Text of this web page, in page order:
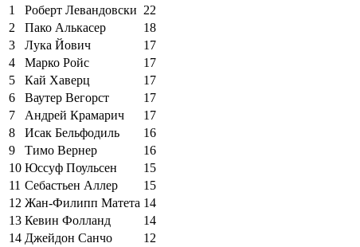
1
Роберт Левандовски 22
2
Пако Алькасер
18
3
Лука Йович
17
4
Марко Ройс
17
5
Кай Хаверц
17
6
Ваутер Вегорст
17
7
Андрей Крамарич
17
8
Исак Бельфодиль
16
9
Тимо Вернер
16
10 Юссуф Поульсен
15
11 Себастьен Аллер
15
12 Жан-Филипп Матета 14
13 Кевин Фолланд
14
14 Джейдон Санчо
12